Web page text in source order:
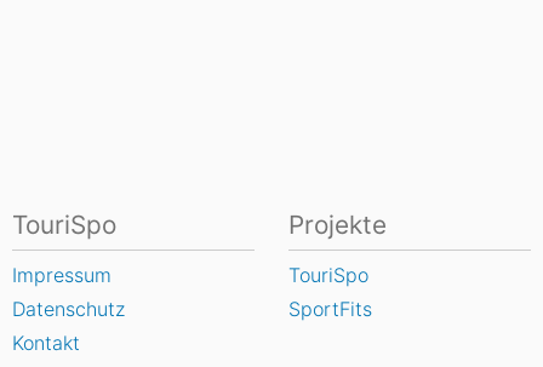
TouriSpo
Impressum
Datenschutz
Kontakt
Projekte
TouriSpo
SportFits